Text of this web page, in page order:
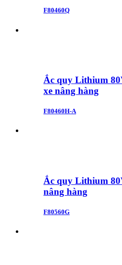
F80460Q
Ắc quy Lithium
xe nâng hàng
F80460H-A
Ắc quy Lithium
nâng hàng
F80560G